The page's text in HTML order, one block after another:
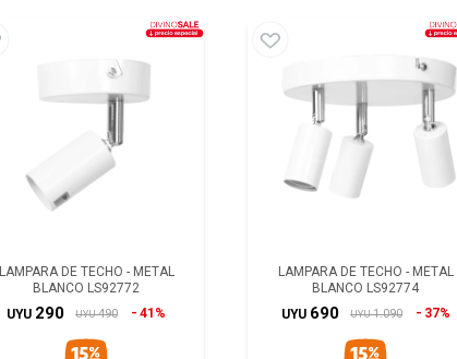
LAMPARA DE TECHO - METAL
BLANCO LS92772
UYU 290 UYU 490 41%
LAMPARA DE TECHO - METAL
BLANCO LS92774
UYU 690 UYU 1.090 37%